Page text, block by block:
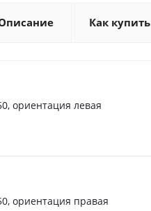
Как купить
ориентация левая
ориентация правая